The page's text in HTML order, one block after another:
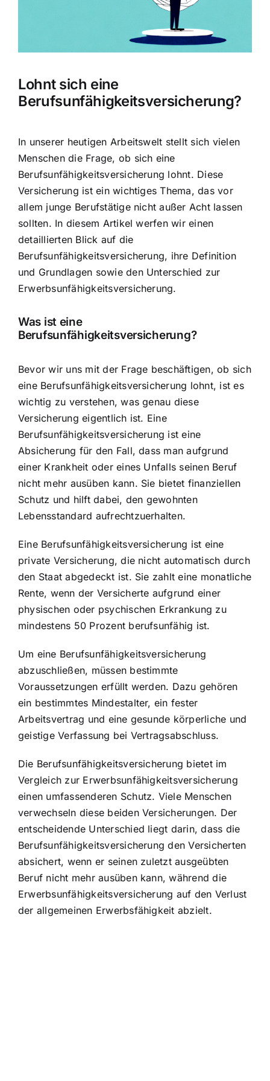
Berufsunfähigkeitsversicherung
Weitere Tarifvergleiche
Lohnt sich eine
Berufsunfähigkeitsversicherung?
In unserer heutigen Arbeitswelt stellt sich vielen
Menschen die Frage, ob sich eine
Berufsunfähigkeitsversicherung lohnt. Diese
Versicherung ist ein wichtiges Thema, das vor
allem junge Berufstätige nicht außer Acht lassen
sollten. In diesem Artikel werfen wir einen
detaillierten Blick auf die
Berufsunfähigkeitsversicherung, ihre Definition
und Grundlagen sowie den Unterschied zur
Erwerbsunfähigkeitsversicherung.
Was ist eine
Berufsunfähigkeitsversicherung?
Bevor wir uns mit der Frage beschäftigen, ob sich
eine Berufsunfähigkeitsversicherung lohnt, ist es
wichtig zu verstehen, was genau diese
Versicherung eigentlich ist. Eine
Berufsunfähigkeitsversicherung ist eine
Absicherung für den Fall, dass man aufgrund
einer Krankheit oder eines Unfalls seinen Beruf
nicht mehr ausüben kann. Sie bietet finanziellen
Schutz und hilftdabei, den gewohnten
Lebensstandard aufrechtzuerhalten.
Eine Berufsunfähigkeitsversicherung ist eine
private Versicherung, die nicht automatisch durch
den Staat abgedeckt ist. Sie zahlt eine monatliche
Rente, wenn der Versicherte aufgrund einer
physischen oder psychischen Erkrankung zu
mindestens 50 Prozent berufsunfähig ist.
Um eine Berufsunfähigkeitsversicherung
abzuschließen, müssen bestimmte
Voraussetzungen erfüllt werden. Dazu gehören
ein bestimmtes Mindestalter, ein fester
Arbeitsvertrag und eine gesunde körperliche und
geistige Verfassung bei Vertragsabschluss.
Die Berufsunfähigkeitsversicherung bietet im
Vergleich zur Erwerbsunfähigkeitsversicherung
einen umfassenderen Schutz. Viele Menschen
verwechseln diese beiden Versicherungen. Der
entscheidende Unterschied liegt darin, dass die
Berufsunfähigkeitsversicherung den Versicherten
absichert, wenn er seinen zuletzt ausgeübten
Beruf nicht mehr ausüben kann, während die
Erwerbsunfähigkeitsversicherung auf den Verlust
der allgemeinen Erwerbsfähigkeit abzielt.